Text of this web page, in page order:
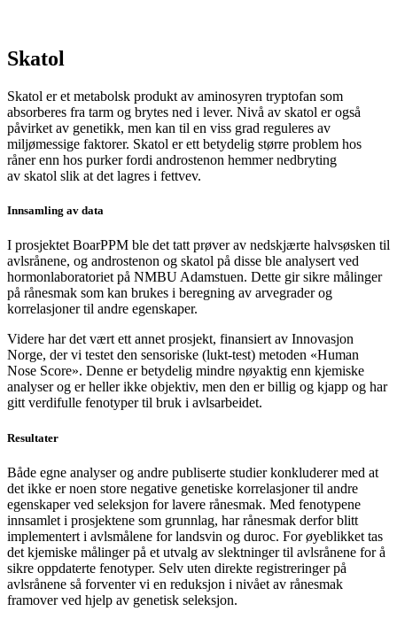
Skatol
Skatol er et metabolsk produkt av aminosyren tryptofan som
absorberes fra tarm og brytes ned i lever. Nivå av skatol er også
påvirket av genetikk, men kan til en viss grad reguleres av
miljømessige faktorer. Skatol er ett betydelig større problem hos
råner enn hos purker fordi androstenon hemmer nedbryting
av skatol slik at det lagres i fettvev.
Innsamling av data
I prosjektet BoarPPM ble det tatt prøver av nedskjærte halvsøsken til
avlsrånene, og androstenon og skatol på disse ble analysert ved
hormonlaboratoriet på NMBU Adamstuen. Dette gir sikre målinger
på rånesmak som kan brukes i beregning av arvegrader og
korrelasjoner til andre egenskaper.
Videre har det vært ett annet prosjekt, finansiert av Innovasjon
Norge, der vi testet den sensoriske (lukt-test) metoden «Human
Nose Score». Denne er betydelig mindre nøyaktig enn kjemiske
analyser og er heller ikke objektiv, men den er billig og kjapp og har
gitt verdifulle fenotyper til bruk i avlsarbeidet.
Resultater
Både egne analyser og andre publiserte studier konkluderer med at
det ikke er noen store negative genetiske korrelasjoner til andre
egenskaper ved seleksjon for lavere rånesmak. Med fenotypene
innsamlet i prosjektene som grunnlag, har rånesmak derfor blitt
implementert i avlsmålene for landsvin og duroc. For øyeblikket tas
det kjemiske målinger på et utvalg av slektninger til avlsrånene for å
sikre oppdaterte fenotyper. Selv uten direkte registreringer på
avlsrånene så forventer vi en reduksjon i nivået av rånesmak
framover ved hjelp av genetisk seleksjon.